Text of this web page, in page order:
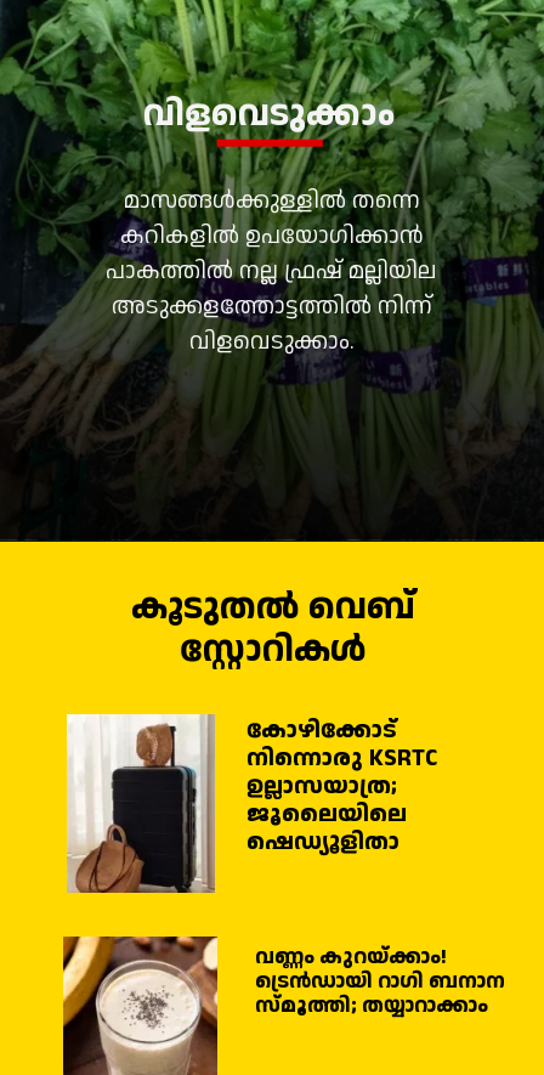
മാസങ്ങൾക്കുള്ളിൽ തന്നെ
കറികളിൽ ഉപയോഗിക്കാൻ
പാകത്തിൽ നല്ല ഫ്രഷ് മല്ലിയില
അടുക്കളത്തോട്ടത്തിൽ നിന്ന്
വിളവെടുക്കാം.
വിളവെടുക്കാം
കൂടുതൽ വെബ്
സ്റ്റോറികൾ
കോഴിക്കോട്
നിന്നൊരു KSRTC
ഉല്ലാസയാത്ര;
ജൂലൈയിലെ
ഷെഡ്യൂളിതാ
വണ്ണം കുറയ്ക്കാം!
ട്രെൻഡായി റാഗി ബനാന
സ്മൂത്തി; തയ്യാറാക്കാം